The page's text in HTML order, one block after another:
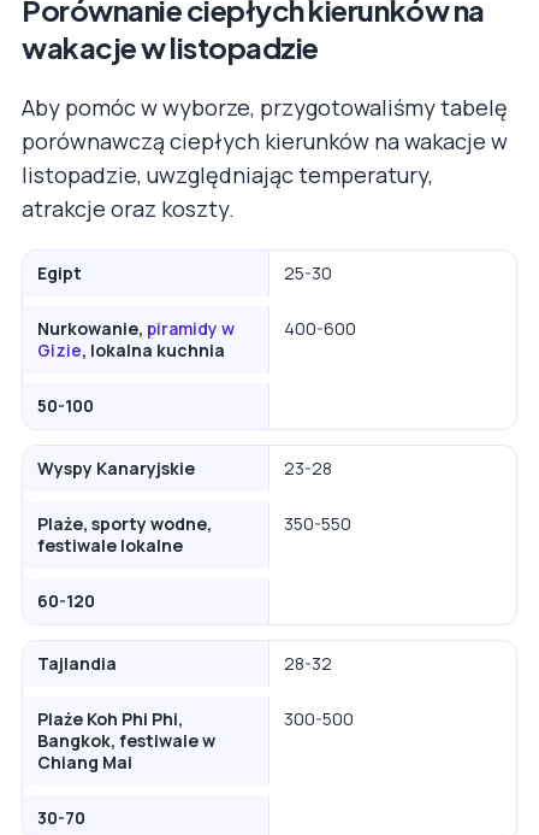
Porównanie ciepłych kierunków na
wakacje w listopadzie
Aby pomóc w wyborze, przygotowaliśmy tabelę
porównawczą ciepłych kierunków na wakacje w
listopadzie, uwzględniając temperatury,
atrakcje oraz koszty.
Egipt 25-30
Nurkowanie, piramidy w
Gizie, lokalna kuchnia
400-600
50-100
Wyspy Kanaryjskie 23-28
Plaże, sporty wodne,
festiwale lokalne
350-550
60-120
Tajlandia 28-32
Plaże Koh Phi Phi,
Bangkok, festiwale w
Chiang Mai
300-500
30-70